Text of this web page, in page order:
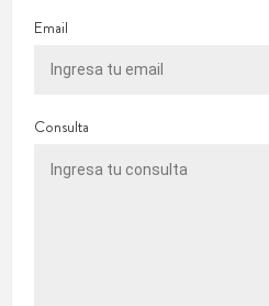
Email
Consulta